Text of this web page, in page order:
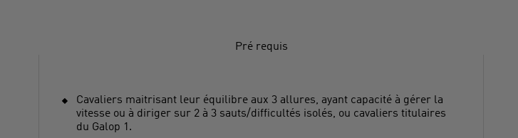
Pré requis
Cavaliers maitrisant leur équilibre aux 3 allures, ayant capacité à gérer la
vitesse ou à diriger sur 2 à 3 sauts/difficultés isolés, ou cavaliers titulaires
du Galop 1.